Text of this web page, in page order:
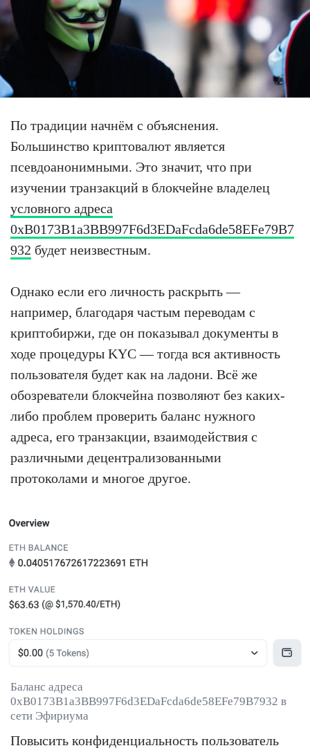
По традиции начнём с объяснения.
Большинство криптовалют является
псевдоанонимными. Это значит, что при
изучении транзакций в блокчейне владелец
условного адреса
0xB0173B1a3BB997F6d3EDaFcda6de58EFe79B7
932 будет неизвестным.
Однако если его личность раскрыть —
например, благодаря частым переводам с
криптобиржи, где он показывал документы в
ходе процедуры KYC — тогда вся активность
пользователя будет как на ладони. Всё же
обозреватели блокчейна позволяют без каких-
либо проблем проверить баланс нужного
адреса, его транзакции, взаимодействия с
различными децентрализованными
протоколами и многое другое.
Баланс адреса
0xB0173B1a3BB997F6d3EDaFcda6de58EFe79B7932 в
сети Эфириума
Повысить конфиденциальность пользователь